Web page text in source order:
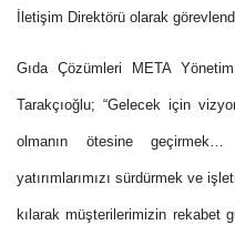
İletişim Direktörü olarak
Gıda Çözümleri META
Tarakçıoğlu; “Gelecek için
olmanın ötesine
yatırımlarımızı sürdürmek ve
kılarak müşterilerimizin rekabet